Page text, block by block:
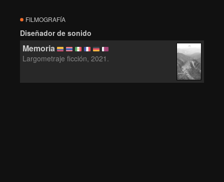
FILMOGRAFÍA
Diseñador de sonido
Memoria
Largometraje ficción, 2021.